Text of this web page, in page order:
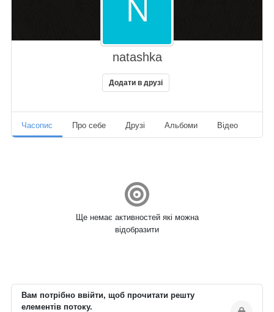
natashka
Додати в друзі
Часопис Про себе Друзі Альбоми Відео
Ще немає активностей які можна
відобразити
Вам потрібно ввійти, щоб прочитати решту
елементів потоку.